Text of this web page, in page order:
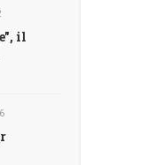
il